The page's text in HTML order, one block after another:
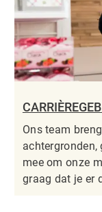
Ons team
achtergronden,
mee om onze
graag dat je er